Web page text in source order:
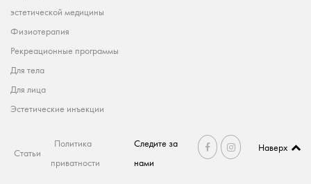
эстетической медицины
Физиотерапия
Рекреационные программы
Для тела
Для лица
Эстетические инъекции
Статьи
Политика
приватности
Следите за
нами
Наверх